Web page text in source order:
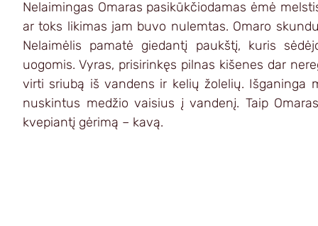
Nelaimingas Omaras pasikūkčiodamas ėmė
ar toks likimas jam buvo nulemtas. Omaro
Nelaimėlis pamatė giedantį paukštį, kuris
uogomis. Vyras, prisirinkęs pilnas kišenes dar
virti sriubą iš vandens ir kelių žolelių. Išganinga
nuskintus medžio vaisius į vandenį. Taip
kvepiantį gėrimą – kavą.